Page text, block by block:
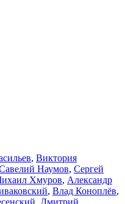
, Виктория
Наумов, Сергей
Хмуров, Александр
, Влад Коноплёв,
, Дмитрий